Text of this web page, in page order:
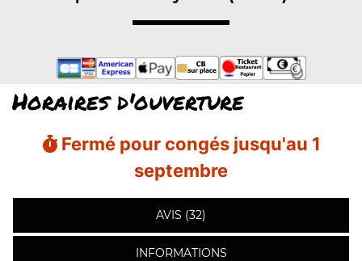
Horaires d'ouverture
Fermé pour congés jusqu'au 1
septembre
AVIS (32)
INFORMATIONS